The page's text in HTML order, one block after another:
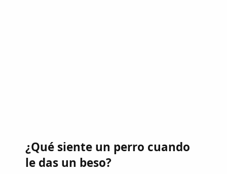
¿Qué siente un perro cuando
le das un beso?